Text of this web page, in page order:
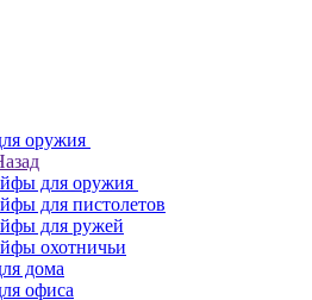
оружия
для оружия
для пистолетов
для ружей
охотничьи
дома
офиса